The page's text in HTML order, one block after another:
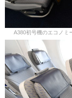
A380初号機のエコノミ